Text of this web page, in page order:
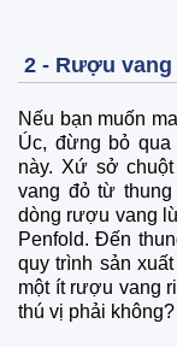
2 - Rượu vang
Nếu bạn muốn
Úc, đừng bỏ
này. Xứ sở
vang đỏ từ
dòng rượu vang
Penfold. Đến
quy trình sản
một ít rượu vang
thú vị phải không?